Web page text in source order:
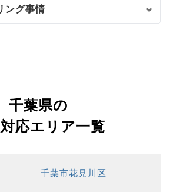
ング事情
千葉県の
応エリア一覧
千葉市花見川区